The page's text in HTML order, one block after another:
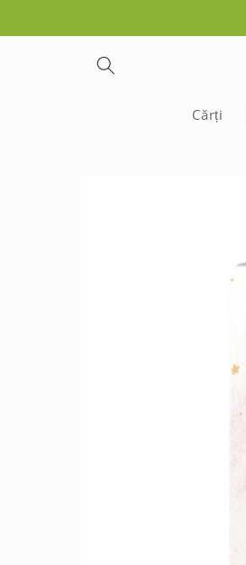
Cărți